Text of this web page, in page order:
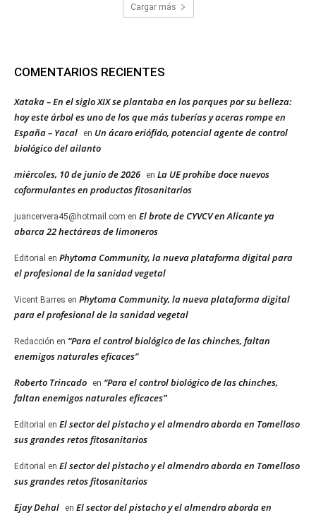
Cargar más
COMENTARIOS RECIENTES
Xataka – En el siglo XIX se plantaba en los parques por su belleza:
hoy este árbol es uno de los que más tuberías y aceras rompe en
España – Yacal
en Un ácaro eriófido, potencial agente de control
biológico del ailanto
miércoles, 10 de junio de 2026 en La UE prohíbe doce nuevos
coformulantes en productos fitosanitarios
juancervera45@hotmail.com en El brote de CYVCV en Alicante ya
abarca 22 hectáreas de limoneros
Editorial en Phytoma Community, la nueva plataforma digital para
el profesional de la sanidad vegetal
Vicent Barres en Phytoma Community, la nueva plataforma digital
para el profesional de la sanidad vegetal
Redacción en “Para el control biológico de las chinches, faltan
enemigos naturales eficaces”
Roberto Trincado en “Para el control biológico de las chinches,
faltan enemigos naturales eficaces”
Editorial en El sector del pistacho y el almendro aborda en Tomelloso
sus grandes retos fitosanitarios
Editorial en El sector del pistacho y el almendro aborda en Tomelloso
sus grandes retos fitosanitarios
Ejay Dehal en El sector del pistacho y el almendro aborda en